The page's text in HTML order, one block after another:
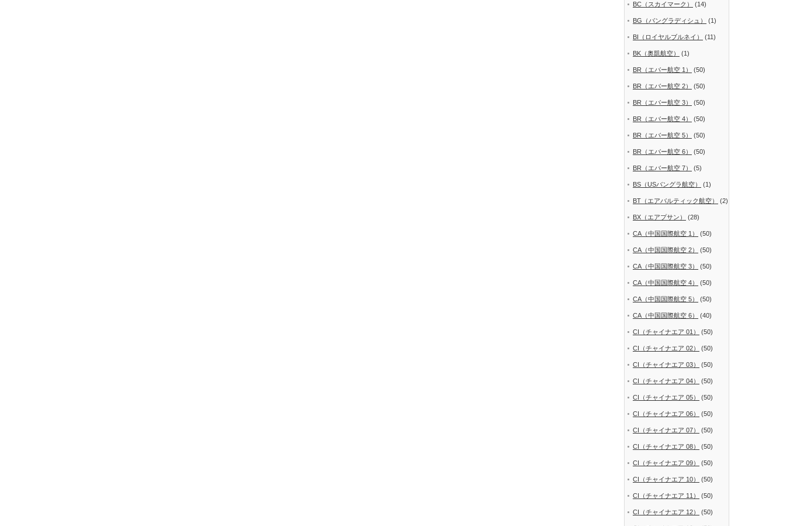
BC（スカイマーク） (14)
BG（バングラディシュ） (1)
BI（ロイヤルブルネイ） (11)
BK（奥凱航空） (1)
BR（エバー航空 1） (50)
BR（エバー航空 2） (50)
BR（エバー航空 3） (50)
BR（エバー航空 4） (50)
BR（エバー航空 5） (50)
BR（エバー航空 6） (50)
BR（エバー航空 7） (5)
BS（USバングラ航空） (1)
BT（エアバルティック航空） (2)
BX（エアプサン） (28)
CA（中国国際航空 1） (50)
CA（中国国際航空 2） (50)
CA（中国国際航空 3） (50)
CA（中国国際航空 4） (50)
CA（中国国際航空 5） (50)
CA（中国国際航空 6） (40)
CI（チャイナエア 01） (50)
CI（チャイナエア 02） (50)
CI（チャイナエア 03） (50)
CI（チャイナエア 04） (50)
CI（チャイナエア 05） (50)
CI（チャイナエア 06） (50)
CI（チャイナエア 07） (50)
CI（チャイナエア 08） (50)
CI（チャイナエア 09） (50)
CI（チャイナエア 10） (50)
CI（チャイナエア 11） (50)
CI（チャイナエア 12） (50)